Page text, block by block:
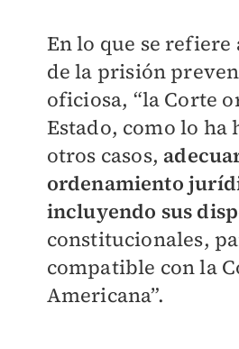
En lo que se
de la prisión
oficiosa, “la Corte
Estado, como lo ha
otros casos,
ordenamiento
incluyendo sus
constitucionales,
compatible con la
Americana”.